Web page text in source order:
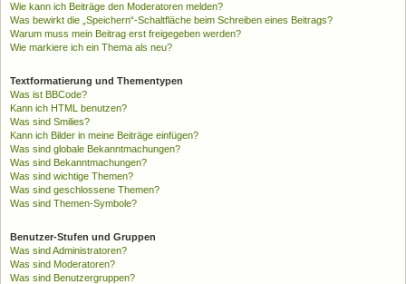
Wie kann ich Beiträge den Moderatoren melden?
Was bewirkt die „Speichern“-Schaltfläche beim Schreiben eines Beitrags?
Warum muss mein Beitrag erst freigegeben werden?
Wie markiere ich ein Thema als neu?
Textformatierung und Thementypen
Was ist BBCode?
Kann ich HTML benutzen?
Was sind Smilies?
Kann ich Bilder in meine Beiträge einfügen?
Was sind globale Bekanntmachungen?
Was sind Bekanntmachungen?
Was sind wichtige Themen?
Was sind geschlossene Themen?
Was sind Themen-Symbole?
Benutzer-Stufen und Gruppen
Was sind Administratoren?
Was sind Moderatoren?
Was sind Benutzergruppen?